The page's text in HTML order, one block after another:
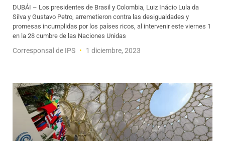
DUBÁI – Los presidentes de Brasil y Colombia, Luiz Inácio Lula da
Silva y Gustavo Petro, arremetieron contra las desigualdades y
promesas incumplidas por los países ricos, al intervenir este viernes 1
en la 28 cumbre de las Naciones Unidas
Corresponsal de IPS 1 diciembre, 2023